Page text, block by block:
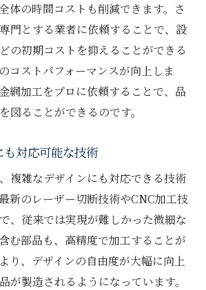
連携による最適化
で得られる品質とコストのメリッ
品の特徴
減に繋がるポイント
によるリワーク削減
率的な利用
コストの抑制方法
体の時間コストも削減できます。さ
門とする業者に依頼することで、設
の初期コストを抑えることができる
コストパフォーマンスが向上しま
網加工をプロに依頼することで、品
図ることができるのです。
対応可能な技術
複雑なデザインにも対応できる技術
新のレーザー切断技術やCNC加工技
、従来では実現が難しかった微細な
む部品も、高精度で加工することが
り、デザインの自由度が大幅に向上
が製造されるようになっています。